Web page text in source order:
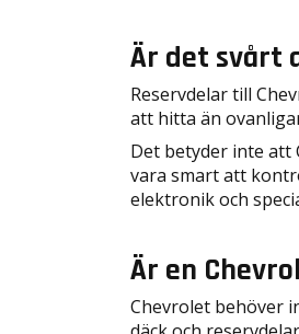
Är det svårt
Reservdelar till
att hitta än
Det betyder inte att
vara smart att
elektronik och
Är en
Chevrolet behöver